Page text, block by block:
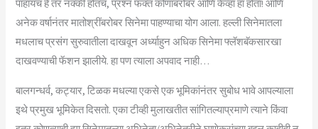
पाहायचं हे तर नक्की होतंच, प्रश्न फक्त कोणाबरोबर आणि केव्हा हा होता! आणि
अनेक वर्षानंतर मातोश्रींबरोबर सिनेमा पाहण्याचा योग आला. हल्ली सिनेमातला
मधलाच प्रसंग सुरुवातीला दाखवून अर्ध्याहुन अधिक सिनेमा फ्लॅशबॅकसारखा
दाखवण्याची फॅशन झालीये. हा पण त्याला अपवाद नाही…
बालगन्धर्व, कट्यार, टिळक मधल्या एकसे एक भूमिकांनंतर सुबोध भावे आपल्याला
इथे प्रमुख भूमिकेत दिसतो. एका टीव्ही मुलाखतीत सांगितल्याप्रमाणे त्याने किंवा